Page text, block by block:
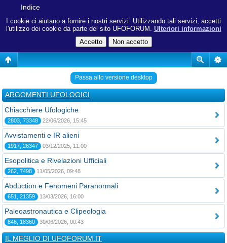
I cookie ci aiutano a fornire i nostri servizi. Utilizzando tali servizi, accetti
l'utilizzo dei cookie da parte del sito UFOFORUM. Ulteriori informazioni
Indice
Passa allo versione desktop
ARGOMENTI UFOLOGICI
Chiacchiere Ufologiche
2803, 73348 22/06/2026, 15:45
Avvistamenti e IR alieni
1917, 26347 03/12/2025, 11:00
Esopolitica e Rivelazioni Ufficiali
262, 7498 11/05/2026, 09:48
Abduction e Fenomeni Paranormali
651, 21359 13/03/2026, 16:00
Paleoastronautica e Clipeologia
846, 18360 30/06/2026, 00:43
IL MEGLIO DI UFOFORUM.IT